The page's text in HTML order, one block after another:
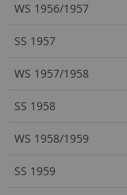
WS 1956/1957
SS 1957
WS 1957/1958
SS 1958
WS 1958/1959
SS 1959